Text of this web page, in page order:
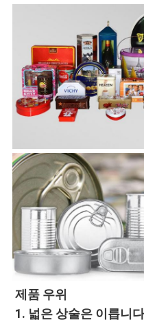
제품 우위
1. 넓은 상술은 이릅니